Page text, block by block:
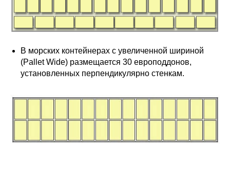
В морских контейнерах с увеличенной шириной
(Pallet Wide) размещается 30 европоддонов,
установленных перпендикулярно стенкам.